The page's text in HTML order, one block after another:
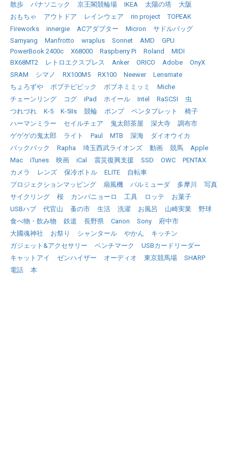
散歩
パナソニック 京王閣競輪場 IKEA 太陽の塔
大阪
おもちゃ
アウトドア レインウェア rin project
TOPEAK
Fireworks
innergie ACアダプター Micron
サドルバッグ
Samyang
Manfrotto wraplus Sonnet AMD
GPU
PowerBook 2400c
X68000 Raspberry Pi Roland
MIDI
BX68MT2
レトロエクスプレス Anker ORICO Adobe
OnyX
SRAM
シマノ RX100M5 RX100 Neewer
Lensmate
ちょろずや
ポプテピピック ボブネミミッミ
Miche
チェーンリング
コグ iPad ホイール Intel RaSCSI
虫
つれづれ
K-5 K-5IIs 競輪 ポンプ ペンタブレット
椅子
ハーマンミラー
セイルチェア 鬼太郎茶屋 深大寺
調布市
ゲゲゲの鬼太郎
ライト Paul MTB 深海
ダイオウイカ
バックパック
Rapha 埼玉西武ライオンズ 動画 競馬
Apple
Mac
iTunes 映画 iCal 震災復興支援 SSD OWC
PENTAX
カメラ
レンズ 保冷ボトル ELITE
自転車
プロジェクションマッピング
扇風機 バルミューダ 多摩川
写真
サイクリング
桜 カンパニョーロ 工具 ロッテ
お菓子
USBハブ
代官山 蚤の市 生活 洗濯 お風呂 山崎実業
野球
食べ物・飲み物
鉄道 長野県 Canon Sony
府中市
大國魂神社
お祭り シャンタール やかん
キッチン
ガジェット&アクセサリー
ベンチマーク
USBカードリーダー
キャットアイ
ゼンハイザー オーディオ 東京競馬場
SHARP
電話
本